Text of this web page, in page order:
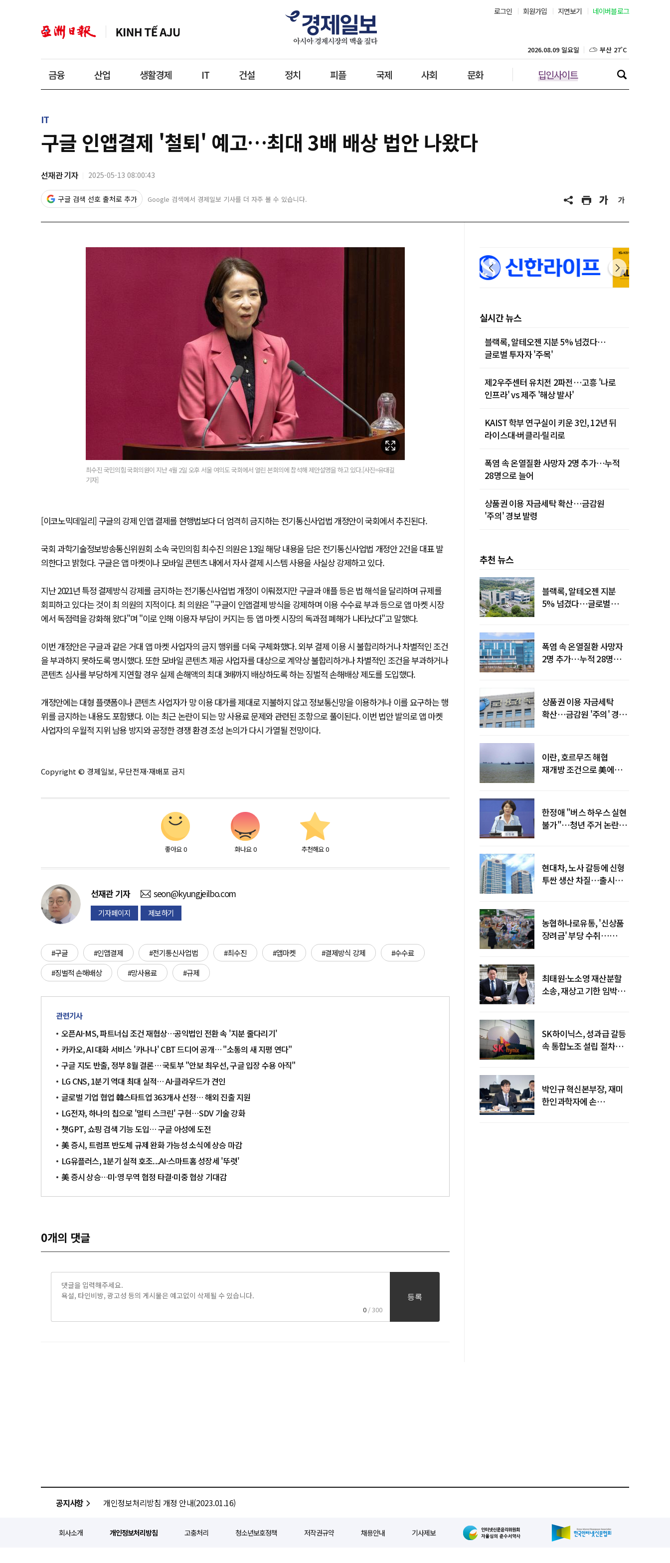
로그인 회원가입 지면보기 네이버블로그
금융 산업 생활경제 IT 건설 정치 피플 국제 사회 문화 딥인사이트
2026.08.09 일요일 대구 26˚C
인천 27˚C
제주 27˚C
IT
구글 인앱결제 '철퇴' 예고…최대 3배 배상 법안 나왔다
선재관 기자 2025-05-13 08:00:43
구글 검색 선호 출처로 추가 Google 검색에서 경제일보 기사를 더 자주 볼 수 있습니다.
최수진 국민의힘 국회의원이 지난 4월 2일 오후 서울 여의도 국회에서 열린 본회의에 참석해 제안설명을 하고 있다.[사진=유대길
기자]
[이코노믹데일리] 구글의 강제 인앱 결제를 현행법보다 더 엄격히 금지하는 전기통신사업법 개정안이 국회에서 추진된다.
국회 과학기술정보방송통신위원회 소속 국민의힘 최수진 의원은 13일 해당 내용을 담은 전기통신사업법 개정안 2건을 대표 발
의한다고 밝혔다. 구글은 앱 마켓이나 모바일 콘텐츠 내에서 자사 결제 시스템 사용을 사실상 강제하고 있다.
지난 2021년 특정 결제방식 강제를 금지하는 전기통신사업법 개정이 이뤄졌지만 구글과 애플 등은 법 해석을 달리하며 규제를
회피하고 있다는 것이 최 의원의 지적이다. 최 의원은 "구글이 인앱결제 방식을 강제하며 이용 수수료 부과 등으로 앱 마켓 시장
에서 독점력을 강화해 왔다"며 "이로 인해 이용자 부담이 커지는 등 앱 마켓 시장의 독과점 폐해가 나타났다"고 말했다.
이번 개정안은 구글과 같은 거대 앱 마켓 사업자의 금지 행위를 더욱 구체화했다. 외부 결제 이용 시 불합리하거나 차별적인 조건
을 부과하지 못하도록 명시했다. 또한 모바일 콘텐츠 제공 사업자를 대상으로 계약상 불합리하거나 차별적인 조건을 부과하거나
콘텐츠 심사를 부당하게 지연할 경우 실제 손해액의 최대 3배까지 배상하도록 하는 징벌적 손해배상 제도를 도입했다.
개정안에는 대형 플랫폼이나 콘텐츠 사업자가 망 이용 대가를 제대로 지불하지 않고 정보통신망을 이용하거나 이를 요구하는 행
위를 금지하는 내용도 포함됐다. 이는 최근 논란이 되는 망 사용료 문제와 관련된 조항으로 풀이된다. 이번 법안 발의로 앱 마켓
사업자의 우월적 지위 남용 방지와 공정한 경쟁 환경 조성 논의가 다시 가열될 전망이다.
Copyright © 경제일보, 무단전재·재배포 금지
좋아요 0 화나요 0 추천해요 0
선재관 기자 seon@kyungjeilbo.com
기자페이지 제보하기
#구글 #인앱결제 #전기통신사업법 #최수진 #앱마켓 #결제방식 강제
#수수료
#징벌적 손해배상
#망사용료 #규제
관련기사
오픈AI-MS, 파트너십 조건 재협상…공익법인 전환 속 '지분 줄다리기'
카카오, AI 대화 서비스 '카나나' CBT 드디어 공개… "소통의 새 지평 연다"
구글 지도 반출, 정부 8월 결론… 국토부 "안보 최우선, 구글 입장 수용 아직"
LG CNS, 1분기 역대 최대 실적… AI·클라우드가 견인
글로벌 기업 협업 韓스타트업 363개사 선정… 해외 진출 지원
LG전자, 하나의 칩으로 '멀티 스크린' 구현…SDV 기술 강화
챗GPT, 쇼핑 검색 기능 도입… 구글 아성에 도전
美 증시, 트럼프 반도체 규제 완화 가능성 소식에 상승 마감
LG유플러스, 1분기 실적 호조...AI·스마트홈 성장세 '뚜렷'
美 증시 상승…미·영 무역 협정 타결·미중 협상 기대감
0개의 댓글
0 / 300
등록
실시간 뉴스
블랙록, 알테오젠 지분 5% 넘겼다…
글로벌 투자자 '주목'
제2우주센터 유치전 2파전…고흥 '나로
인프라' vs 제주 '해상 발사'
KAIST 학부 연구실이 키운 3인, 12년 뒤
라이스대·버클리·릴리로
폭염 속 온열질환 사망자 2명 추가…누적
28명으로 늘어
상품권 이용 자금세탁 확산…금감원
'주의' 경보 발령
추천 뉴스
블랙록, 알테오젠 지분
5% 넘겼다…글로벌
폭염 속 온열질환 사망자
2명 추가…누적 28명으로
상품권 이용 자금세탁
확산…금감원 '주의' 경보
이란, 호르무즈 해협
재개방 조건으로 美에
한정애 "버스 하우스 실현
불가"…청년 주거 논란
현대차, 노사 갈등에 신형
투싼 생산 차질…출시
농협하나로유통, '신상품
장려금' 부당 수취…
최태원·노소영 재산분할
소송, 재상고 기한 임박…
SK하이닉스, 성과급 갈등
속 통합노조 설립 절차
박인규 혁신본부장, 재미
한인과학자에 손
공지사항 개인정보처리방침 개정 안내(2023.01.16)
회사소개 개인정보처리방침 고충처리 청소년보호정책 저작권규약 채용안내 기사제보